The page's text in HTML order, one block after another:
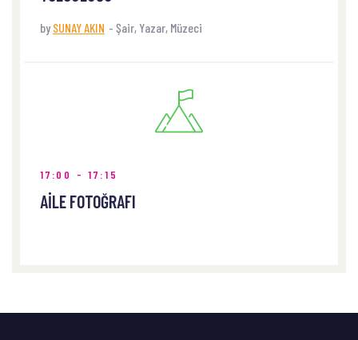
bySUNAY AKIN - Şair, Yazar, Müzeci
Hall 22, Building 2, New York, United States of
17:00 - 17:15
AİLE FOTOĞRAFI